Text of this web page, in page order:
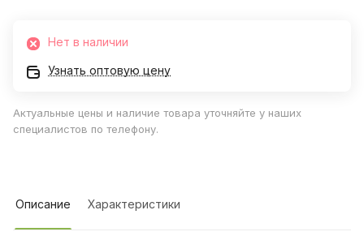
Нет в наличии
Узнать оптовую цену
Актуальные цены и наличие товара уточняйте у наших
специалистов по телефону.
Описание Характеристики